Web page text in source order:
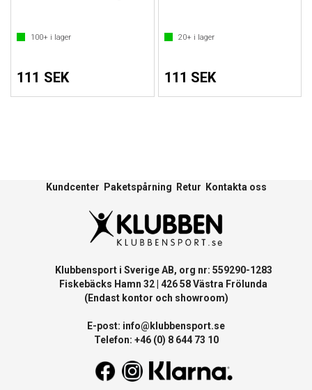
100+ i lager
111 SEK
20+i lager
111 SEK
Kundcenter Paketspårning Retur Kontakta oss
Klubbensport i Sverige AB, org nr: 559290-1283
Fiskebäcks Hamn 32 | 426 58 Västra Frölunda
(Endast kontor och showroom)
E-post: info@klubbensport.se
Telefon: +46 (0) 8 644 73 10